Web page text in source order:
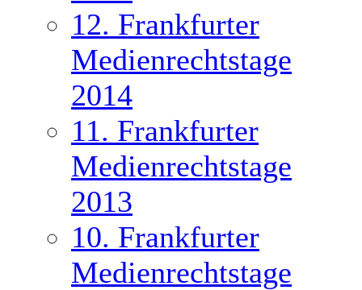
12. Frankfurter
Medienrechtstage
2014
11. Frankfurter
Medienrechtstage
2013
10. Frankfurter
Medienrechtstage